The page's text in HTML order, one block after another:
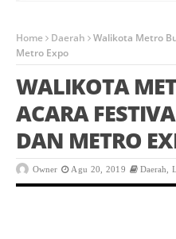
Home Daerah
Walikota Metro
Metro Expo
WALIKOTA
ACARA
DAN METRO
Owner Agu 20, 2019 Daerah